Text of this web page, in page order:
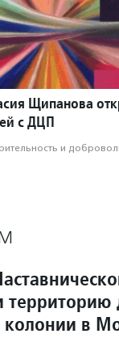
Щипанова
с ДЦП
и
территорию
колонии в